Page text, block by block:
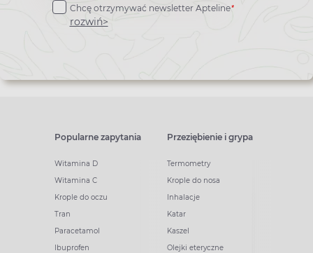
newslettera
Chcę otrzymywać newsletter Apteline*
rozwiń>
Popularne zapytania
Witamina D
Witamina C
Krople do oczu
Tran
Paracetamol
Ibuprofen
Przeziębienie i grypa
Termometry
Krople do nosa
Inhalacje
Katar
Kaszel
Olejki eteryczne